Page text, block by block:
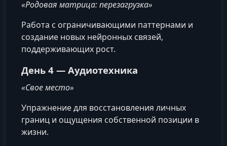
«Родовая матрица: перезагрузка»
Работа с ограничивающими паттернами и
создание новых нейронных связей,
поддерживающих рост.
День 4 — Аудиотехника
«Свое место»
Упражнение для восстановления личных
границ и ощущения собственной позиции в
жизни.